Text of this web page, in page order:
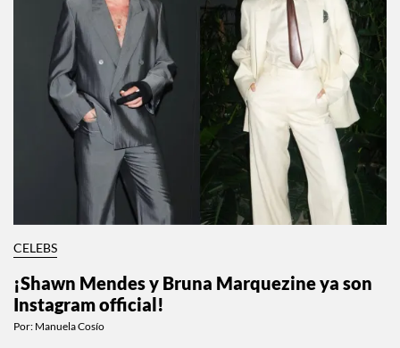
CELEBS
¡Shawn Mendes y Bruna Marquezine ya son
Instagram official!
Por: Manuela Cosío